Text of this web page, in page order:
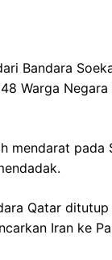
Bandara
Warga
mendarat
Qatar
Iran ke